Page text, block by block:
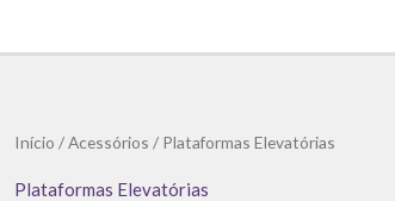
Início /Acessórios / Plataformas Elevatórias
Plataformas Elevatórias
Classificado
por